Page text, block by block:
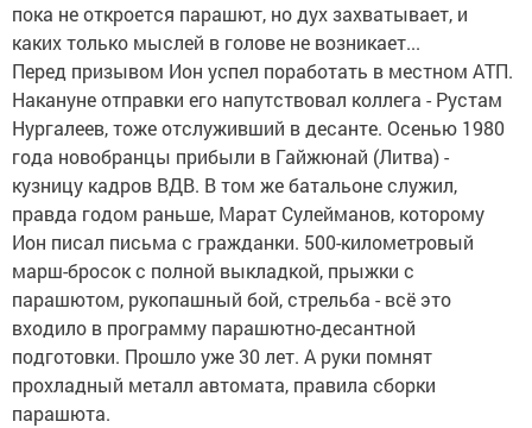
пока не откроется парашют, но дух захватывает, и
каких только мыслей в голове не возникает...
Перед призывом Ион успел поработать в местном АТП.
Накануне отправки его напутствовал коллега - Рустам
Нургалеев, тоже отслуживший в десанте. Осенью 1980
года новобранцы прибыли в Гайжюнай (Литва) -
кузницу кадров ВДВ. В том же батальоне служил,
правда годом раньше, Марат Сулейманов, которому
Ион писал письма с гражданки. 500-километровый
марш-бросок с полной выкладкой, прыжки с
парашютом, рукопашный бой, стрельба - всё это
входило в программу парашютно-десантной
подготовки. Прошло уже 30 лет. А руки помнят
прохладный металл автомата, правила сборки
парашюта.